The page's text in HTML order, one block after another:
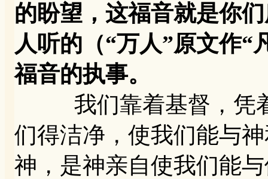
的盼望，这福音就是你
人听的（“万人”原文作“
福音的执事。
我们靠着基督，凭着
们得洁净，使我们能与
神，是神亲自使我们能